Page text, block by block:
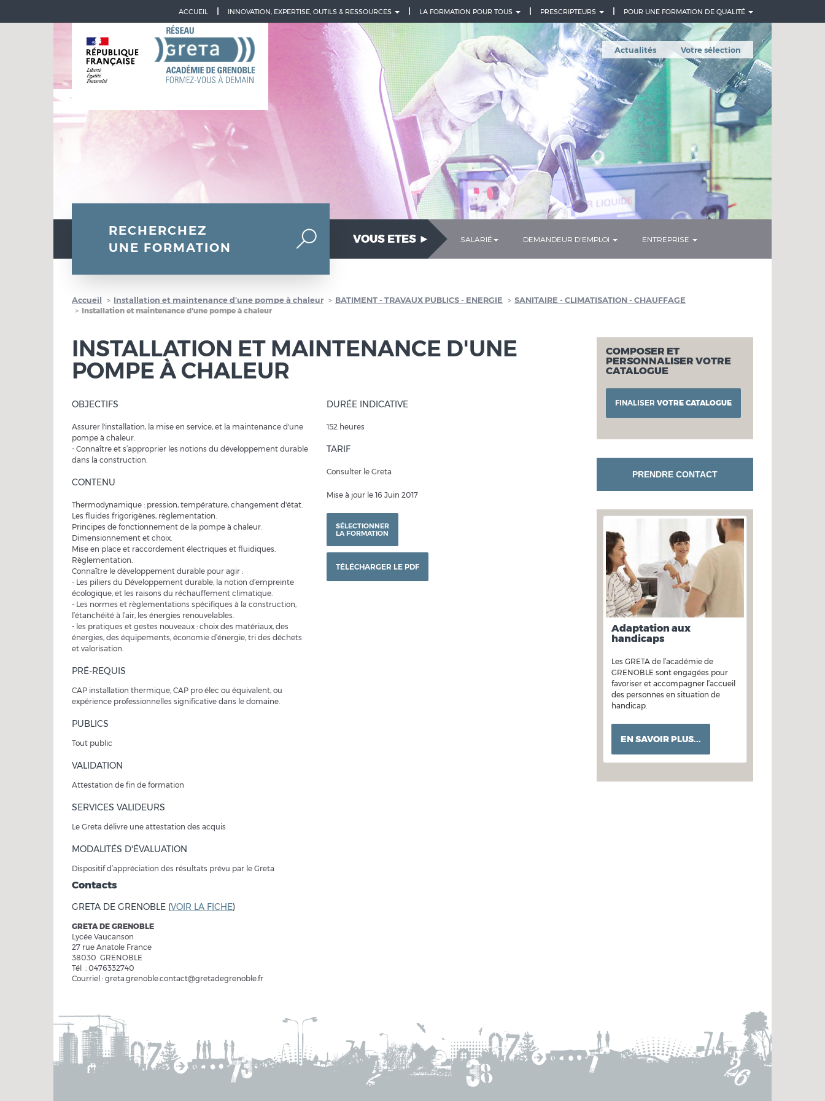
POUR UNE FORMATION DE QUALITÉ
PRESCRIPTEURS
LA FORMATION POUR TOUS
INNOVATION, EXPERTISE, OUTILS & RESSOURCES
ACCUEIL
Actualités Votre sélection
RECHERCHEZ
UNE FORMATION
VOUS ETES ► SALARIÉ DEMANDEUR D'EMPLOI ENTREPRISE
Accueil Installation et maintenance d'une pompe à chaleur BATIMENT - TRAVAUX PUBLICS - ENERGIE SANITAIRE - CLIMATISATION - CHAUFFAGE
Installation et maintenance d'une pompe à chaleur
INSTALLATION ET MAINTENANCE D'UNE
POMPE À CHALEUR
OBJECTIFS
Assurer l'installation, la mise en service, et la maintenance d'une
pompe à chaleur.
- Connaître et s’approprier les notions du développement durable
dans la construction.
CONTENU
Thermodynamique : pression, température, changement d'état.
Les fluides frigorigènes, règlementation.
Principes de fonctionnement de la pompe à chaleur.
Dimensionnement et choix.
Mise en place et raccordement électriques et fluidiques.
Règlementation.
Connaître le développement durable pour agir :
- Les piliers du Développement durable, la notion d’empreinte
écologique, et les raisons du réchauffement climatique.
- Les normes et règlementations spécifiques à la construction,
l’étanchéité à l’air, les énergies renouvelables.
- les pratiques et gestes nouveaux : choix des matériaux, des
énergies, des équipements, économie d’énergie, tri des déchets
et valorisation.
PRÉ-REQUIS
CAP installation thermique, CAP pro élec ou équivalent, ou
expérience professionnelles significative dans le domaine.
PUBLICS
Tout public
VALIDATION
Attestation de fin de formation
SERVICES VALIDEURS
Le Greta délivre une attestation des acquis
MODALITÉS D'ÉVALUATION
Dispositif d’appréciation des résultats prévu par le Greta
DURÉE INDICATIVE
152 heures
TARIF
Consulter le Greta
Mise à jour le 16 Juin 2017
SÉLECTIONNER
LA FORMATION
TÉLÉCHARGER LE PDF
Contacts
GRETA DE GRENOBLE (VOIR LA FICHE)
GRETA DE GRENOBLE
Lycée Vaucanson
27 rue Anatole France
38030 GRENOBLE
Tél : 0476332740
Courriel : greta.grenoble.contact@gretadegrenoble.fr
COMPOSER ET
PERSONNALISER VOTRE
CATALOGUE
FINALISER VOTRE CATALOGUE
PRENDRE CONTACT
Adaptation aux
handicaps
Les GRETA de l’académie de
GRENOBLE sont engagées pour
favoriser et accompagner l’accueil
des personnes en situation de
handicap.
EN SAVOIR PLUS...